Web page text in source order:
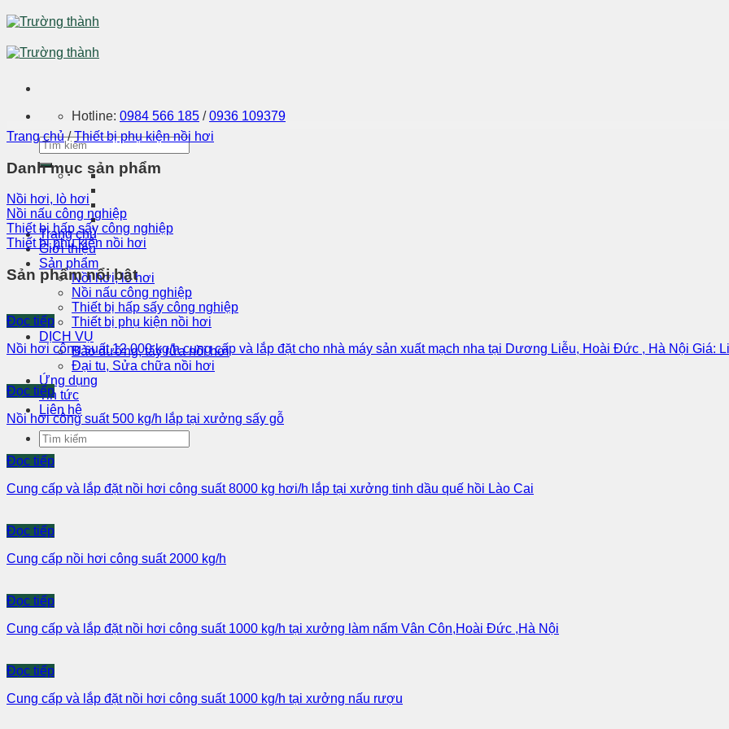
Skip
to
Hotline: 0984 566 185 /0936 109379
Trang chủ
Giới thiệu
Sản phẩm
Nồi hơi, lò hơi
Nồi nấu công nghiệp
Thiết bị hấp sấy công nghiệp
Thiết bị phụ kiện nồi hơi
DỊCH VỤ
Bảo dưỡng, tẩy rửa nồi hơi
Đại tu, Sửa chữa nồi hơi
Ứng dụng
Tin tức
Liên hệ
Trang chủ / Thiết bị phụ kiện nồi hơi
Danh mục sản phẩm
Nồi hơi, lò hơi
Nồi nấu công nghiệp
Thiết bị hấp sấy công nghiệp
Thiết bị phụ kiện nồi hơi
Sản phẩm nổi bật
Đọc tiếp
Nồi hơi công suất 12 000 kg/h cung cấp và lắp đặt cho nhà máy sản xuất mạch nha tại Dương Liễu, Hoài Đức , Hà Nội Giá:
Đọc tiếp
Nồi hơi công suất 500 kg/h lắp tại xưởng sấy gỗ
Đọc tiếp
Cung cấp và lắp đặt nồi hơi công suất 8000 kg hơi/h lắp tại xưởng tinh dầu quế hồi Lào Cai
Đọc tiếp
Cung cấp nồi hơi công suất 2000 kg/h
Đọc tiếp
Cung cấp và lắp đặt nồi hơi công suất 1000 kg/h tại xưởng làm nấm Vân Côn,Hoài Đức ,Hà Nội
Đọc tiếp
Cung cấp và lắp đặt nồi hơi công suất 1000 kg/h tại xưởng nấu rượu